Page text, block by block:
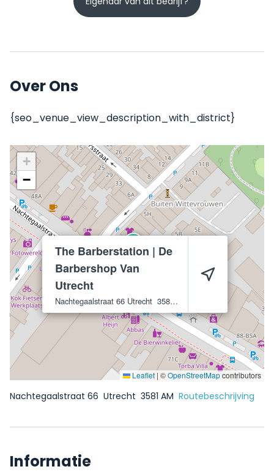
Over Ons
{seo_venue_view_description_with_district}
The Barberstation | De
Barbershop Van
Utrecht
Nachtegaalstraat 66 Utrecht 3581 AM
+
−
Leaflet | ©OpenStreetMapcontributors
Nachtegaalstraat 66 Utrecht 3581 AM Routebeschrijving
Informatie